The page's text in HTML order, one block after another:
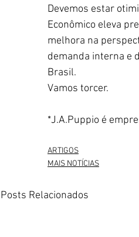
Devemos estar
Econômico eleva
melhora na
demanda interna e
Brasil.
Vamos torcer.
*J.A.Puppio é
ARTIGOS
MAIS NOTÍCIAS
Posts Relacionados